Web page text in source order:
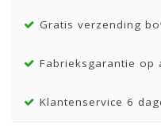
Gratis verzending
Fabrieksgarantie op
Klantenservice 6